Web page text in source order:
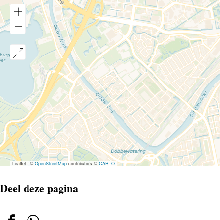
Leaflet|©OpenStreetMapcontributors ©CARTO
Deel deze pagina